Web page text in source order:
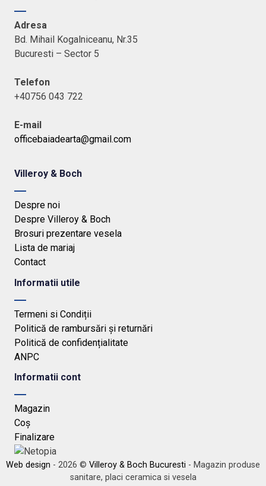
Adresa
Bd. Mihail Kogalniceanu, Nr.35
Bucuresti – Sector 5
Telefon
+40756 043 722
E-mail
officebaiadearta@gmail.com
Villeroy & Boch
Despre noi
Despre Villeroy & Boch
Brosuri prezentare vesela
Lista de mariaj
Contact
Informatii utile
Termeni si Condiții
Politică de rambursări și returnări
Politică de confidențialitate
ANPC
Informatii cont
Magazin
Coș
Finalizare
Web design - 2026 © Villeroy & Boch Bucuresti - Magazin produse
sanitare, placi ceramica si vesela